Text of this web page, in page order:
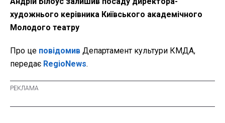
художнього керівника Київського академічного
Молодого театру
Про це повідомив Департамент культури КМДА,
передає RegioNews.